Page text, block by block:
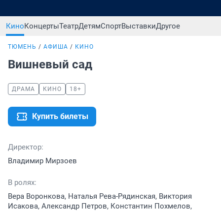
КиноКонцертыТеатрДетямСпортВыставкиДругое
ТЮМЕНЬ АФИША КИНО
Вишневый сад
ДРАМА КИНО 18+
Купить билеты
Директор:
Владимир Мирзоев
В ролях:
Вера Воронкова, Наталья Рева-Рядинская, Виктория
Исакова, Александр Петров, Константин Похмелов,